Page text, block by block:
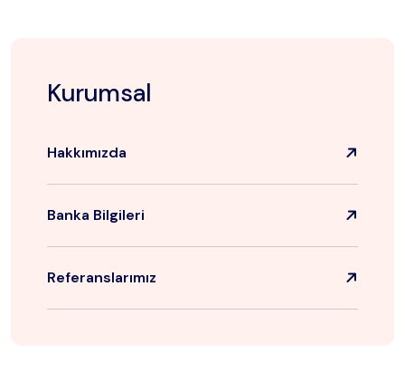
Kurumsal
Hakkımızda
Banka Bilgileri
Referanslarımız